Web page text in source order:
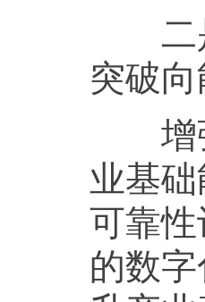
二是
突破
增强
业基
可靠
的数